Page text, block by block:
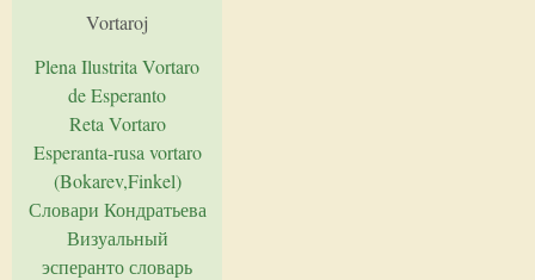
Vortaroj
Plena Ilustrita Vortaro
de Esperanto
Reta Vortaro
Esperanta-rusa vortaro
(Bokarev,Finkel)
Словари Кондратьева
Визуальный
эсперанто словарь